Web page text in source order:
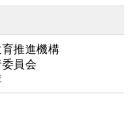
推進機構
員会